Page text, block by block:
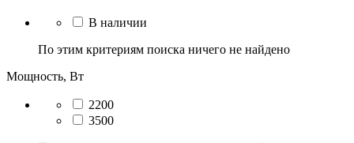
В наличии
По этим критериям поиска ничего не найдено
Мощность, Вт
2200
3500